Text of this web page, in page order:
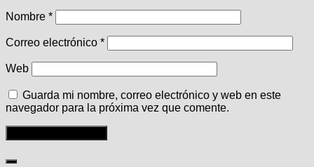
Nombre *
Correo electrónico *
Web
Guarda mi nombre, correo electrónico y web en este
navegador para la próxima vez que comente.